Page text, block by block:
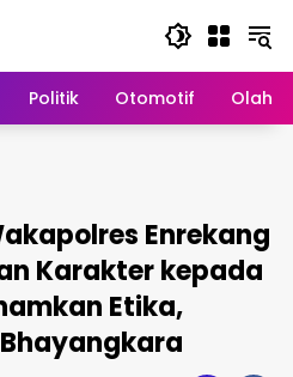
Politik Otomotif
Enrekang
Karakter kepada
Etika,